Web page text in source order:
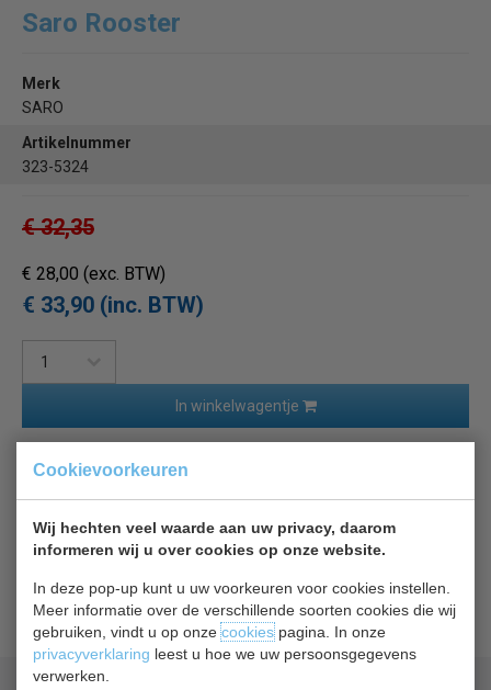
Cookievoorkeuren
Wij hechten veel waarde aan uw privacy, daarom
informeren wij u over cookies op onze website.
In deze pop-up kunt u uw voorkeuren voor cookies instellen.
Meer informatie over de verschillende soorten cookies die wij
gebruiken, vindt u op onzecookiespagina. In onze
privacyverklaring leest u hoe we uw persoonsgegevens
verwerken.
Saro Rooster
Merk
SARO
Artikelnummer
323-5324
€ 32,35
€ 28,00 (exc. BTW)
€ 33,90 (inc. BTW)
In winkelwagentje